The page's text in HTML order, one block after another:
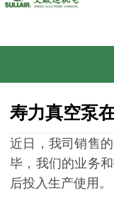
寿力真空泵
近日，我司销售
毕，我们的业务
后投入生产使用。